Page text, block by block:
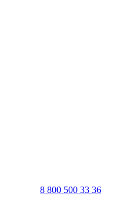
8 800 500 33 36